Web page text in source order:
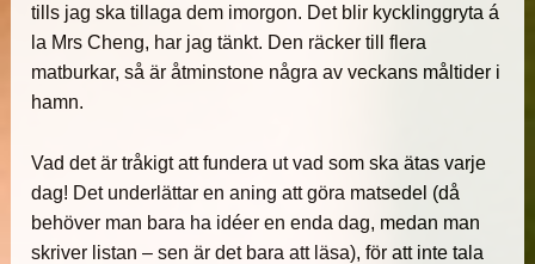
tills jag ska tillaga dem imorgon. Det blir kycklinggryta á
la Mrs Cheng, har jag tänkt. Den räcker till flera
matburkar, så är åtminstone några av veckans måltider i
hamn.
Vad det är tråkigt att fundera ut vad som ska ätas varje
dag! Det underlättar en aning att göra matsedel (då
behöver man bara ha idéer en enda dag, medan man
skriver listan – sen är det bara att läsa), för att inte tala